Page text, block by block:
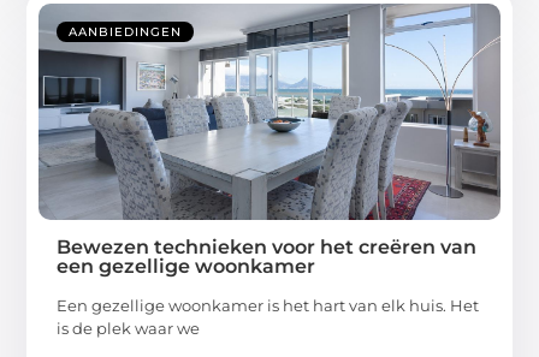
AANBIEDINGEN
Bewezen technieken voor het creëren van
een gezellige woonkamer
Een gezellige woonkamer is het hart van elk huis. Het
is de plek waar we